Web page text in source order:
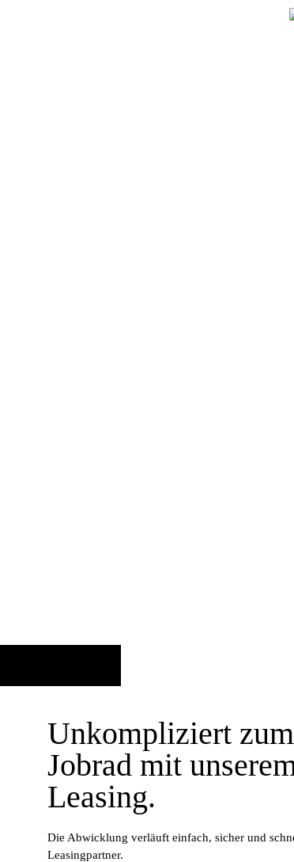
Unkompliziert
Jobrad mit
Leasing.
Die Abwicklung verläuft einfach, sicher und
Leasingpartner.